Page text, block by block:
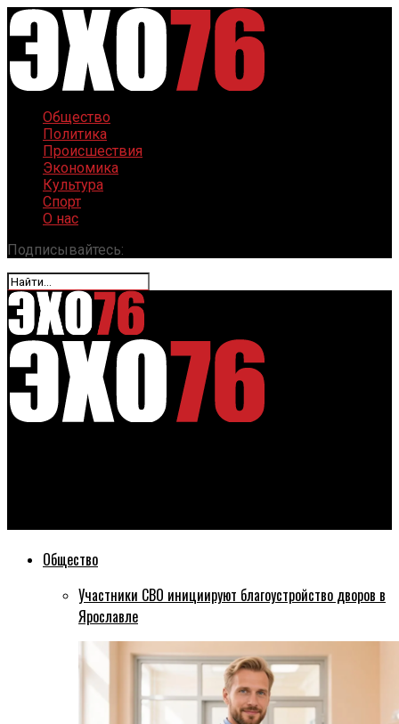
Общество
Политика
Происшествия
Экономика
Культура
Спорт
О нас
Подписывайтесь:
Общество
Участники СВО инициируют благоустройство дворов в
Ярославле